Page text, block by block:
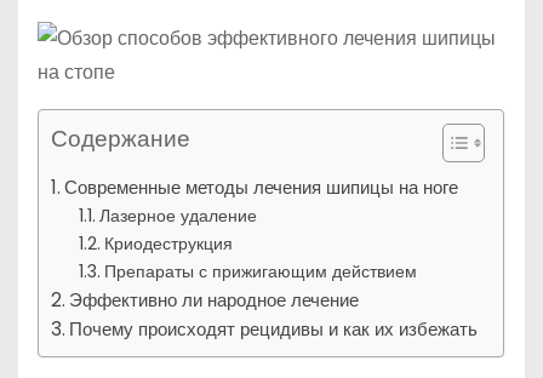
Содержание
Современные методы лечения шипицы на ноге
Лазерное удаление
Криодеструкция
Препараты с прижигающим действием
Эффективно ли народное лечение
Почему происходят рецидивы и как их избежать